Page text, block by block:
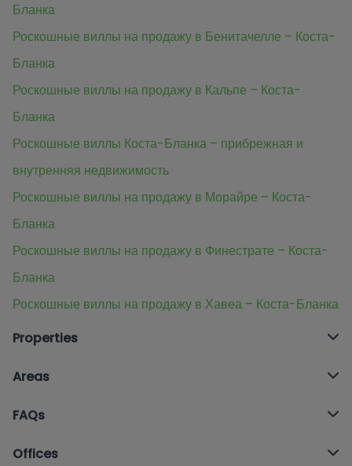
Бланка
Роскошные виллы на продажу в Бенитачелле – Коста-
Бланка
Роскошные виллы на продажу в Кальпе – Коста-
Бланка
Роскошные виллы Коста-Бланка – прибрежная и
внутренняя недвижимость
Роскошные виллы на продажу в Морайре – Коста-
Бланка
Роскошные виллы на продажу в Финестрате – Коста-
Бланка
Роскошные виллы на продажу в Хавеа – Коста-Бланка
Properties
Areas
FAQs
Offices